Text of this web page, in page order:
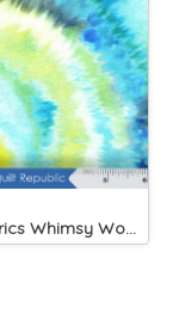
Moda Fabrics Whimsy Wonderland Shakedown Street Spiral Breeze